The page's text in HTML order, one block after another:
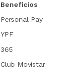
Beneficios
Personal Pay
YPF
365
Club Movistar